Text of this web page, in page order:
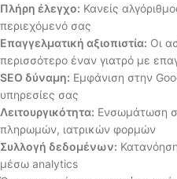
Πλήρη έλεγχο: Κανείς
περιεχόμενό σας
Επαγγελματική αξιοπιστία: Οι
περισσότερο έναν γιατρό με
SEO δύναμη: Εμφάνιση στην
υπηρεσίες σας
Λειτουργικότητα: Ενσωμάτωση
πληρωμών, ιατρικών φορμών
Συλλογή δεδομένων:
μέσω analytics